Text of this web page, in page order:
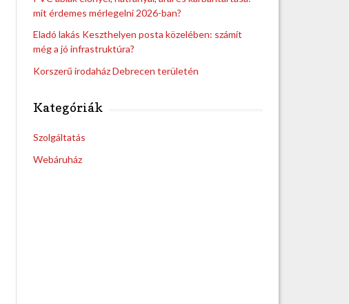
mit érdemes mérlegelni 2026-ban?
Eladó lakás Keszthelyen posta közelében: számít
még a jó infrastruktúra?
Korszerű irodaház Debrecen területén
Kategóriák
Szolgáltatás
Webáruház